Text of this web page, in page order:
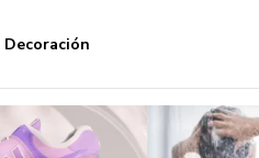
Decoración